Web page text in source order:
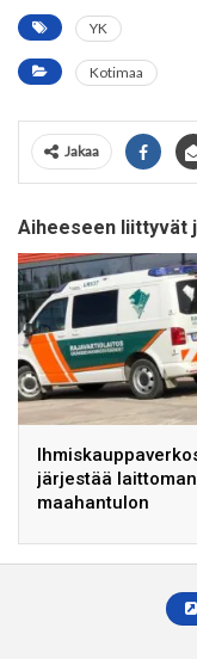
YK
Kotimaa
Jakaa
Aiheeseen liittyvät
järjestää laittoman
maahantulon
Suomeen.